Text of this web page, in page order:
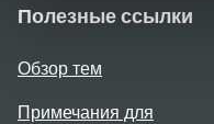
Полезные ссылки
Обзор тем
Примечания для